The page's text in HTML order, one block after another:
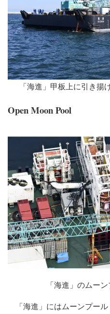
「海進」甲板上に引き揚
Open Moon Pool
「海進」のムーン
「海進」にはムーンプール